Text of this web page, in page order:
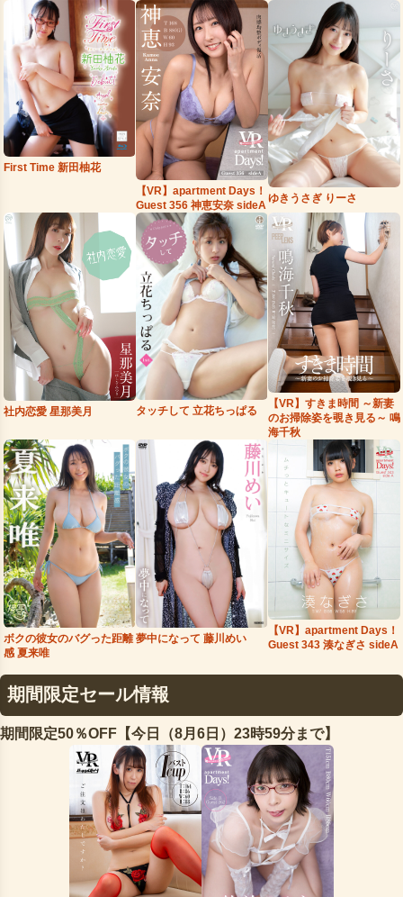
First Time 新田柚花
【VR】apartment Days！
Guest 356 神恵安奈 sideA
ゆきうさぎ りーさ
社内恋愛 星那美月 タッチして 立花ちっぱる
【VR】すきま時間 ～新妻
のお掃除姿を覗き見る～ 鳴
海千秋
ボクの彼女のバグった距離
感 夏来唯
夢中になって 藤川めい
【VR】apartment Days！
Guest 343 湊なぎさ sideA
期間限定セール情報
期間限定50％OFF【今日（8月6日）23時59分まで】